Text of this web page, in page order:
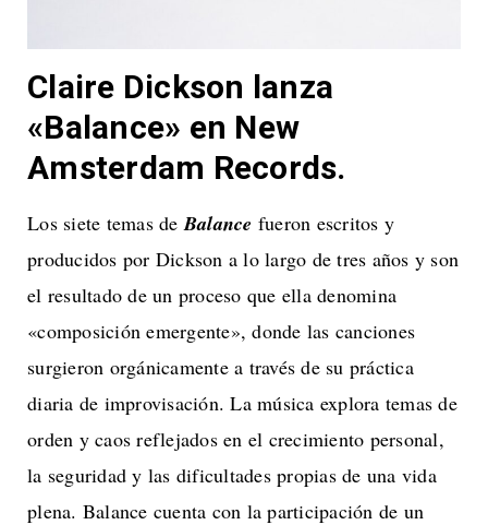
Claire Dickson lanza
«Balance» en New
Amsterdam Records.
Los siete temas deBalance fueron escritos y
producidos por Dickson a lo largo de tres años y son
el resultado de un proceso que ella denomina
«composición emergente», donde las canciones
surgieron orgánicamente a través de su práctica
diaria de improvisación. La música explora temas de
orden y caos reflejados en el crecimiento personal,
la seguridad y las dificultades propias de una vida
plena. Balance cuenta con la participación de un